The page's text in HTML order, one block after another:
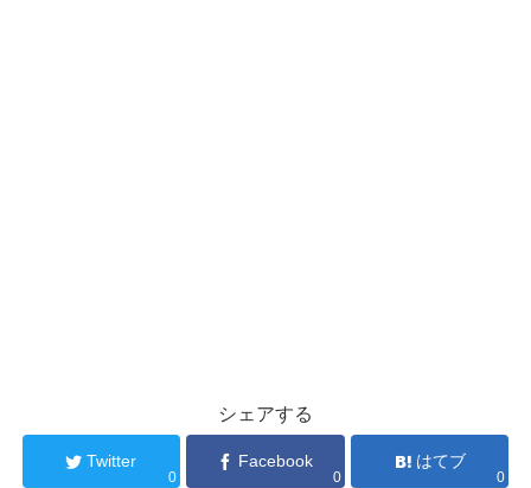
シェアする
Twitter
0
Facebook
0
はてブ
0